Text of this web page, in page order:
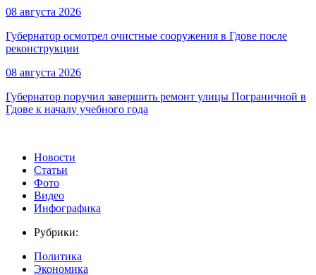
08 августа 2026
Губернатор осмотрел очистные сооружения в Гдове после
реконструкции
08 августа 2026
Губернатор поручил завершить ремонт улицы Пограничной в
Гдове к началу учебного года
Новости
Статьи
Фото
Видео
Инфографика
Рубрики:
Политика
Экономика